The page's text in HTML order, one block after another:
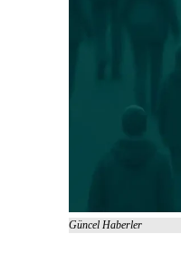
Güncel Haberler